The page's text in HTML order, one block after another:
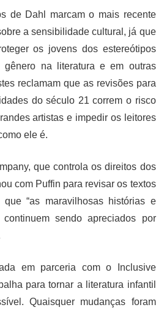
de Dahl marcam o mais recente
a sensibilidade cultural, já que
os jovens dos estereótipos
na literatura e em outras
reclamam que as revisões para
do século 21 correm o risco
artistas e impedir os leitores
ele é.
que controla os direitos dos
com Puffin para revisar os textos
“as maravilhosas histórias e
sendo apreciados por
em parceria com o Inclusive
para tornar a literatura infantil
Quaisquer mudanças foram